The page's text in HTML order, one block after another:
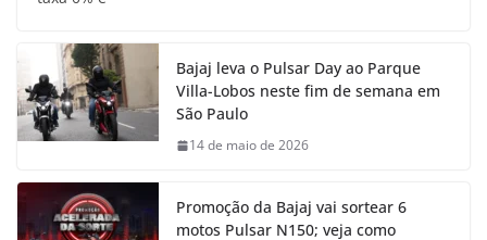
Bajaj leva o Pulsar Day ao Parque
Villa-Lobos neste fim de semana em
São Paulo
14 de maio de 2026
Promoção da Bajaj vai sortear 6
motos Pulsar N150; veja como